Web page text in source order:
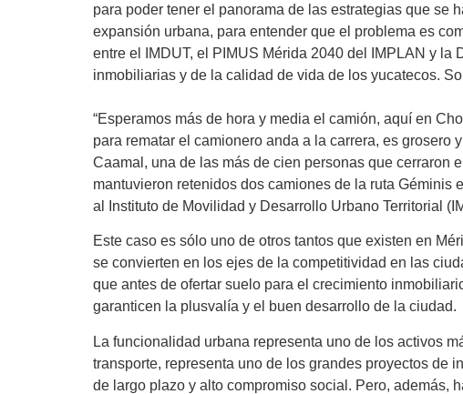
para poder tener el panorama de las estrategias que se
expansión urbana, para entender que el problema es
entre el IMDUT, el PIMUS Mérida 2040 del IMPLAN y
inmobiliarias y de la calidad de vida de los yucatecos.
“Esperamos más de hora y media el camión, aquí en
para rematar el camionero anda a la carrera, es
Caamal, una de las más de cien personas que cerraron
mantuvieron retenidos dos camiones de la ruta
al Instituto de Movilidad y Desarrollo Urbano Territorial
Este caso es sólo uno de otros tantos que existen en
se convierten en los ejes de la competitividad en las
que antes de ofertar suelo para el crecimiento
garanticen la plusvalía y el buen desarrollo de la ciudad.
La funcionalidad urbana representa uno de los activos
transporte, representa uno de los grandes proyectos de
de largo plazo y alto compromiso social. Pero, además,